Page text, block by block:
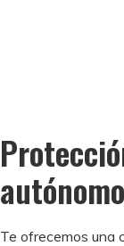
Te ofrecemos una